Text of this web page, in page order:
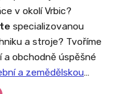
v okolí Vrbic?
specializovanou
a stroje? Tvoříme
obchodně úspěšné
a zemědělskou
zahálet, tak proč své